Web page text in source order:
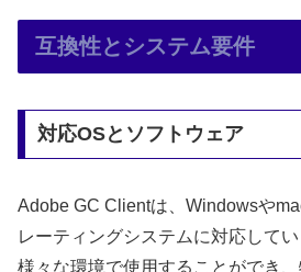
互換性とシステム要件
対応OSとソフトウェア
Adobe GC Clientは、Windowsや
レーティングシステムに対応してい
様々な環境で使用することができ